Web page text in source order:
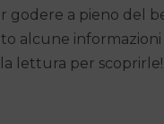
a pieno del
alcune
lettura per scoprirle!